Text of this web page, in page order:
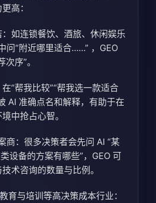
高：
如连锁餐饮、酒旅、休闲娱乐
问“附近哪里适合……” ，GEO
序”。
“帮我比较”“帮我选一款适合
AI 准确点名和解释，有助于在
中抢占心智。
商：很多决策者会先问 AI “某
设备的方案有哪些”，GEO 可
术咨询的数量与比例。
育与培训等高决策成本行业：